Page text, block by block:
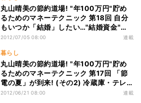
丸山晴美の節約道場! "年100万円"貯め
るためのマネーテクニック 第18回 自分
もいつか「結婚」したい…"結婚資金"の
目安とその貯蓄方法を教えて!
2012/07/05 08:00 連載
暮らし
丸山晴美の節約道場! "年100万円"貯め
るためのマネーテクニック 第17回 「節
電の夏」が到来! (その2) 冷蔵庫・テレ
ビ・照明の効率的な使用法は?
2012/06/21 08:00 連載